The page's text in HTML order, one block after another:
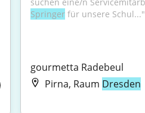
Springer für unsere Schul..."
gourmetta Radebeul
Pirna, Raum Dresden